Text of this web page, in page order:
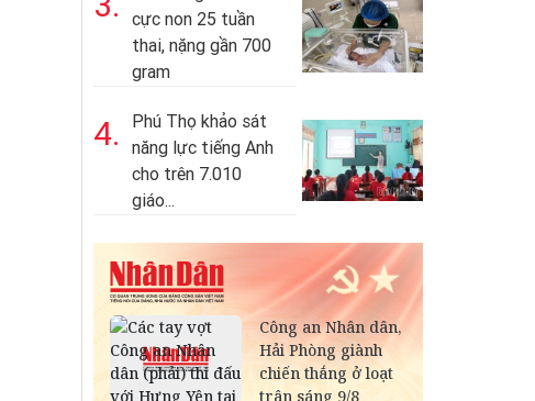
cực non 25 tuần
thai, nặng gần 700
gram
4.
Phú Thọ khảo sát
năng lực tiếng Anh
cho trên 7.010
giáo...